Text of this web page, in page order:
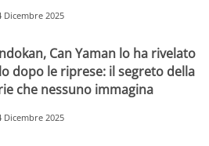
Dicembre 2025
Can Yaman lo ha rivelato
dopo le riprese: il segreto della
che nessuno immagina
Dicembre 2025